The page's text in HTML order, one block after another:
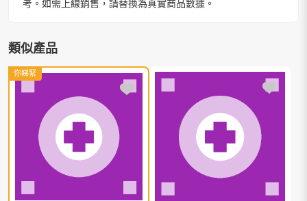
考。如需上線銷售，請替換為真實商品數據。
類似產品
你睇緊